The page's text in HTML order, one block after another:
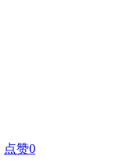
点赞0